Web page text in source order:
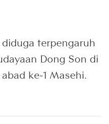
terpengaruh
Dong Son di
ke-1 Masehi.